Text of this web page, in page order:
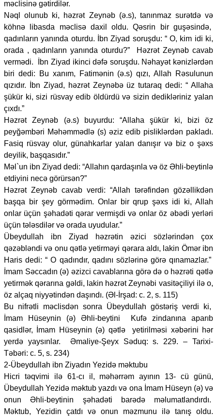
məclisinə gətirdilər.
Nəql olunub ki, həzrət Zeynəb (ə.s), tanınmaz surətdə və
köhnə libasda məclisə daxil oldu. Qəsrin bir guşəsində,
qadınların yanında oturdu. İbn Ziyad soruşdu: “ O, kim idi ki,
orada , qadınların yanında oturdu?” Həzrət Zeynəb cavab
vermədi. İbn Ziyad ikinci dəfə soruşdu. Nəhayət kənizlərdən
biri dedi: Bu xanım, Fatimənin (ə.s) qızı, Allah Rəsulunun
qızıdır. İbn Ziyad, həzrət Zeynəbə üz tutaraq dedi: “ Allaha
şükür ki, sizi rüsvay edib öldürdü və sizin dedikləriniz yalan
çıxdı.”
Həzrət Zeynəb (ə.s) buyurdu: “Allaha şükür ki, bizi öz
peyğəmbəri Məhəmmədlə (s) əziz edib pisliklərdən pakladı.
Fasiq rüsvay olur, günahkarlar yalan danışır və biz o şəxs
deyilik, başqasıdır.”
Məl`un ibn Ziyad dedi: “Allahın qardaşınla və öz Əhli-beytinlə
etdiyini necə görürsən?”
Həzrət Zeynəb cavab verdi: “Allah tərəfindən gözəllikdən
başqa bir şey görmədim. Onlar bir qrup şəxs idi ki, Allah
onlar üçün şəhadəti qərar vermişdi və onlar öz əbədi yerləri
üçün tələsdilər və orada uyudular.”
Übeydullah ibn Ziyad həzrətin əzici sözlərindən çox
qəzəbləndi və onu qətlə yetirməyi qərara aldı, lakin Ömər ibn
Haris dedi: “ O qadındır, qadını sözlərinə görə qınamazlar.”
İmam Səccadın (ə) əzizci cavablarına görə də o həzrəti qətlə
yetirmək qərarına gəldi, lakin həzrət Zeynəbi vasitəçiliyi ilə o,
öz alçaq niyyətindən daşındı. (Əl-İrşad: c. 2, s. 115)
Bu nifrətli məclisdən sonra Übeydullah göstəriş verdi ki,
İmam Hüseynin (ə) Əhli-beytini Kufə zindanına aparıb
qasidlər, İmam Hüseynin (ə) qətlə yetirilməsi xəbərini hər
yerdə yaysınlar. Əmaliye-Şeyx Səduq: s. 229. – Tarixi-
Təbəri: c. 5, s. 234)
2-Übeydullah ibn Ziyadın Yezidə məktubu
Hicri təqvimi ilə 61-cı il, məhərrəm ayının 13- cü günü,
Übeydullah Yezidə məktub yazdı və ona İmam Hüseyn (ə) və
onun Əhli-beytinin şəhadəti barədə məlumatlandırdı.
Məktub, Yezidin çatdı və onun məzmunu ilə tanış oldu.